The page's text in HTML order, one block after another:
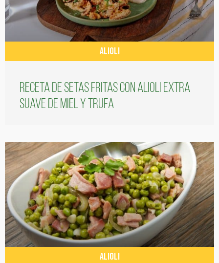
ALIOLI
Receta de setas fritas con alioli extra
suave de miel y trufa
ALIOLI